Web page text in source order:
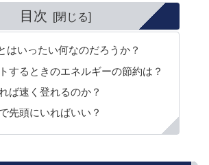
目次
はいったい何なのだろうか？
するときのエネルギーの節約は？
ば速く登れるのか？
先頭にいればいい？